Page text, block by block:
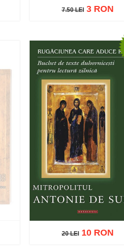
7.50 LEI
Adaugă în coș Wishlist
7.50 LEI3 RON
20 LEI10 RON